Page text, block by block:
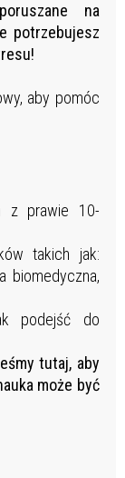
na
potrzebujesz
aby pomóc
z prawie 10-
takich jak:
biomedyczna,
podejść do
tutaj, aby
może być